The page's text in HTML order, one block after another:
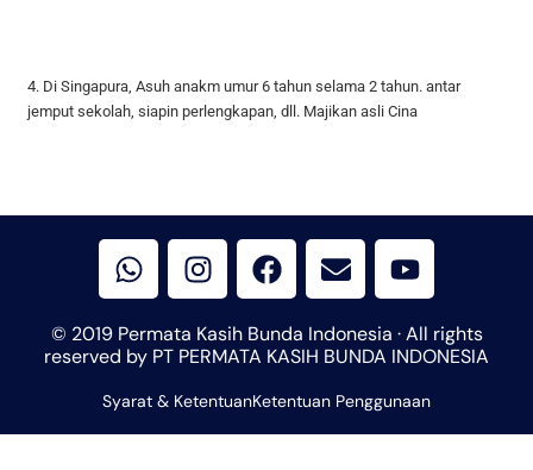
4. Di Singapura, Asuh anakm umur 6 tahun selama 2 tahun. antar
jemput sekolah, siapin perlengkapan, dll. Majikan asli Cina
h
a
t
s
a
p
p
n
s
t
a
r
a
a
c
b
o
k
n
v
e
l
p
e
o
u
t
u
e
© 2019 Permata Kasih Bunda Indonesia · All rights
reserved by PT PERMATA KASIH BUNDA INDONESIA
Syarat & KetentuanKetentuan Penggunaan